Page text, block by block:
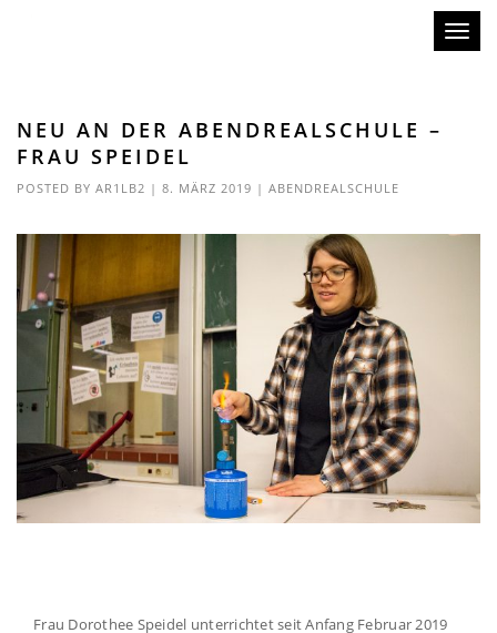
Toggle
NEU AN DER ABENDREALSCHULE –
FRAU SPEIDEL
POSTED BY AR1LB2 | 8. MÄRZ 2019 | ABENDREALSCHULE
Frau Dorothee Speidel unterrichtet seit Anfang Februar 2019